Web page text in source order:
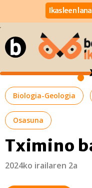
Ikasleen
Biologia-Geologia
Osasuna
Tximino
2024ko irailaren 2a